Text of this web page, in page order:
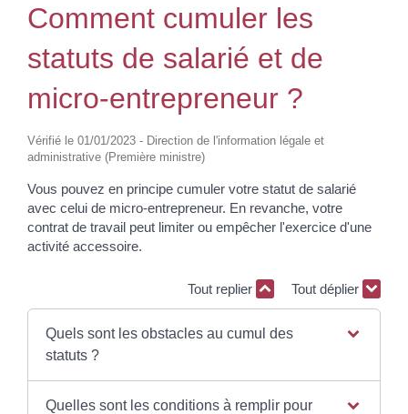
Comment cumuler les
statuts de salarié et de
micro-entrepreneur ?
Vérifié le 01/01/2023 - Direction de l'information légale et
administrative (Première ministre)
Vous pouvez en principe cumuler votre statut de salarié
avec celui de micro-entrepreneur. En revanche, votre
contrat de travail peut limiter ou empêcher l'exercice d'une
activité accessoire.
Tout replier Tout déplier
Quels sont les obstacles au cumul des
statuts ?
Quelles sont les conditions à remplir pour